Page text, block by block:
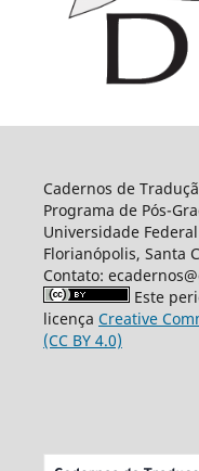
Cadernos de
Programa de Pós-
Universidade
Florianópolis, Santa
Contato:
Este
licença Creative
(CC BY 4.0)